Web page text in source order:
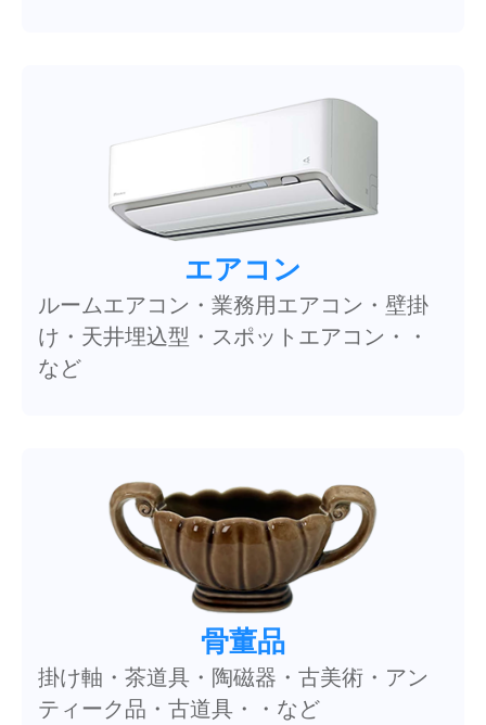
エアコン
ルームエアコン・業務用エアコン・壁掛
け・天井埋込型・スポットエアコン・・
など
骨董品
掛け軸・茶道具・陶磁器・古美術・アン
ティーク品・古道具・・など